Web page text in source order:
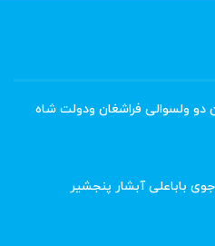
دو ولسوالی فراشغان ودولت شاه
باباعلی آبشار پنجشیر